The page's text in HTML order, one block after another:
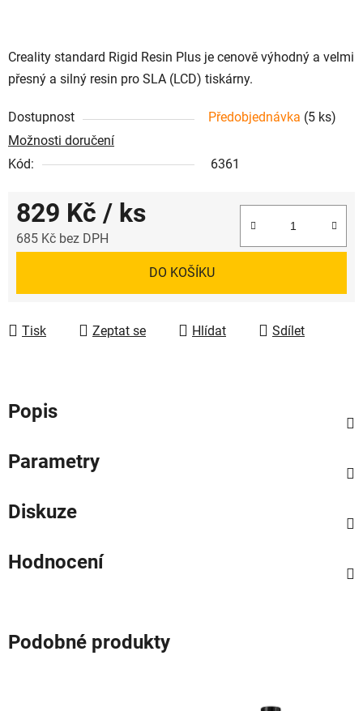
Creality standard Rigid Resin Plus je cenově výhodný a velmi
přesný a silný resin pro SLA (LCD) tiskárny.
Dostupnost Předobjednávka (5 ks)
Možnosti doručení
Kód:
6361
829 Kč / ks
685 Kč bez DPH
DO KOŠÍKU
Tisk Zeptat se Hlídat Sdílet
Popis
Parametry
Diskuze
Hodnocení
Podobné produkty